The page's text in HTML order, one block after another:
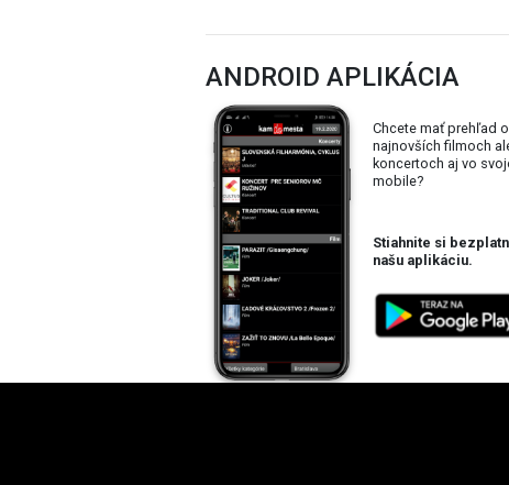
ANDROID APLIKÁCIA
Chcete mať prehľad o
najnovších filmoch
koncertoch aj vo
mobile?
Stiahnite si
našu aplikáciu.